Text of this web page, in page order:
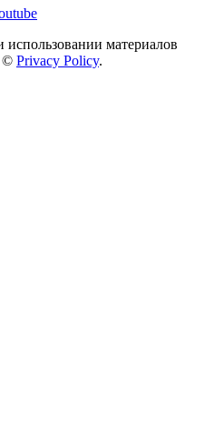
материалов
© Privacy Policy.